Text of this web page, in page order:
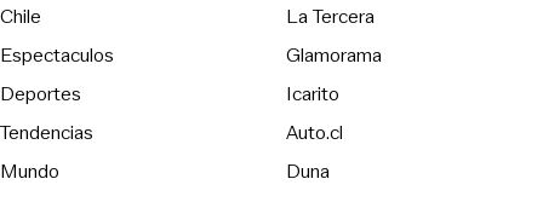
Chile
Espectaculos
Deportes
Tendencias
Mundo
La TerceraOpens in new
Glamorama
Icarito
Auto.cl
DunaOpens in new window